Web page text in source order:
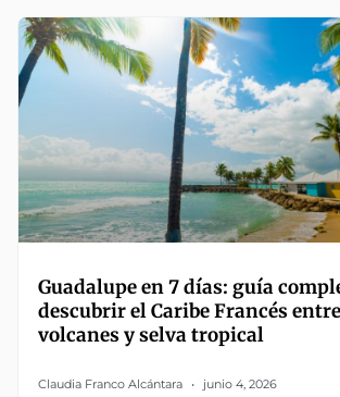
Guadalupe en 7 días: guía
descubrir el Caribe Francés
volcanes y selva tropical
Claudia Franco Alcántara junio 4, 2026